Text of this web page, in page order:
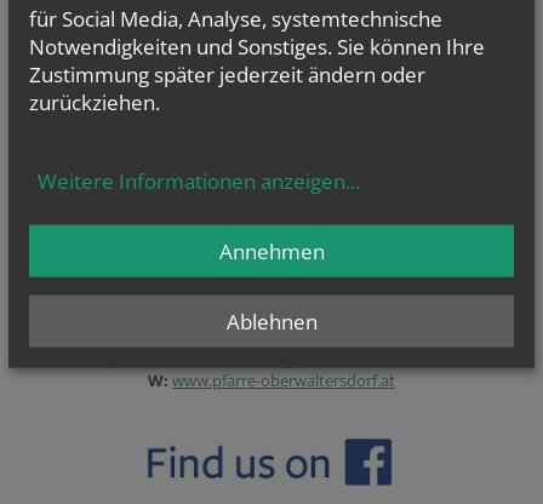
Katholische Männerbewegung
(im Pfarrheim 1. Stock, jeweils 18 - 20 Uhr)
--------------------------------------------------------------------------------------------------------
Sekretariatszeiten: Donnerstag 10 - 13 Uhr
Pfarrgasse 22 2522 Oberwaltersdorf
+43 (0) 2253 6506
W: www.pfarre-oberwaltersdorf.at
für Social Media, Analyse, systemtechnische
Notwendigkeiten und Sonstiges. Sie können Ihre
Zustimmung später jederzeit ändern oder
zurückziehen.
Weitere Informationen anzeigen...
Ablehnen
Annehmen